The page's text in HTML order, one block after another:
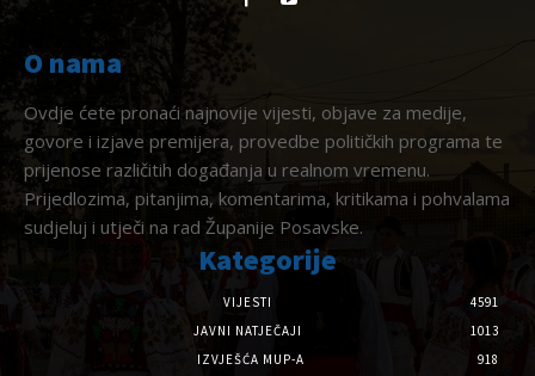
O nama
Ovdje ćete pronaći najnovije vijesti, objave za medije,
govore i izjave premijera, provedbe političkih programa te
prijenose različitih događanja u realnom vremenu.
Prijedlozima, pitanjima, komentarima, kritikama i pohvalama
sudjeluj i utječi na rad Županije Posavske.
Kategorije
VIJESTI
4591
JAVNI NATJEČAJI
1013
IZVJEŠĆA MUP-A
918